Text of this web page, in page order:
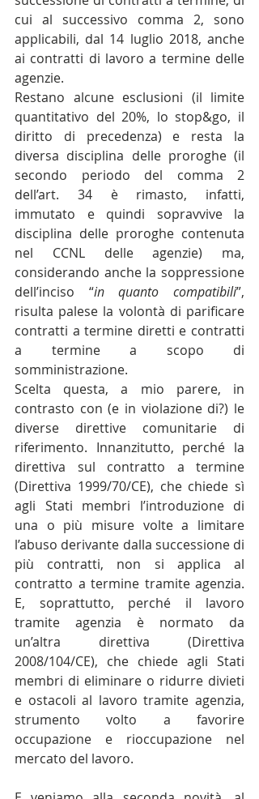
cui al successivo comma 2, sono
applicabili, dal 14 luglio 2018, anche
ai contratti di lavoro a termine delle
agenzie.
Restano alcune esclusioni (il limite
quantitativo del 20%, lo stop&go, il
diritto di precedenza) e resta la
diversa disciplina delle proroghe (il
secondo periodo del comma 2
dell’art. 34 è rimasto, infatti,
immutato e quindi sopravvive la
disciplina delle proroghe contenuta
nel CCNL delle agenzie) ma,
considerando anche la soppressione
dell’inciso “in quanto compatibili”,
risulta palese la volontà di parificare
contratti a termine diretti e contratti
a termine a scopo di
somministrazione.
Scelta questa, a mio parere, in
contrasto con (e in violazione di?) le
diverse direttive comunitarie di
riferimento. Innanzitutto, perché la
direttiva sul contratto a termine
(Direttiva 1999/70/CE), che chiede sì
agli Stati membri l’introduzione di
una o più misure volte a limitare
l’abuso derivante dalla successione di
più contratti, non si applica al
contratto a termine tramite agenzia.
E, soprattutto, perché il lavoro
tramite agenzia è normato da
un’altra direttiva (Direttiva
2008/104/CE), che chiede agli Stati
membri di eliminare o ridurre divieti
e ostacoli al lavoro tramite agenzia,
strumento volto a favorire
occupazione e rioccupazione nel
mercato del lavoro.